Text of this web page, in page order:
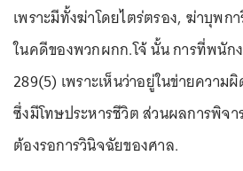
เพราะมีทั้งฆ่าโดยไตร่ตรอง, ฆ่าบุพก
ในคดีของพวกผกก.โจ้ นั้น การที่พนัก
289(5) เพราะเห็นว่าอยู่ในข่ายควา
ซึ่งมีโทษประหารชีวิต ส่วนผลการพิจ
ต้องรอการวินิจฉัยของศาล.